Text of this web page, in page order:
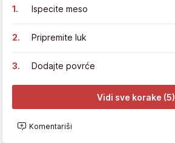
Ispecite meso
Pripremite luk
Dodajte povrće
Vidi sve korake (5)
Komentariši